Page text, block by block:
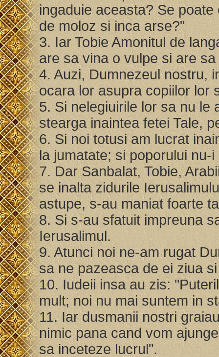
ingaduie aceasta? Se
de moloz si inca arse?"
3. Iar Tobie Amonitul de
are sa vina o vulpe si are
4. Auzi, Dumnezeul nostru,
ocara lor asupra copiilor lor
5. Si nelegiuirile lor sa nu le
stearga inaintea fetei Tale,
6. Si noi totusi am lucrat
la jumatate; si poporului
7. Dar Sanbalat, Tobie,
se inalta zidurile
astupe, s-au maniat foarte
8. Si s-au sfatuit impreuna
Ierusalimul.
9. Atunci noi ne-am rugat
sa ne pazeasca de ei ziua
10. Iudeii insa au zis:
mult; noi nu mai suntem in
11. Iar dusmanii nostri
nimic pana cand vom
sa inceteze lucrul".